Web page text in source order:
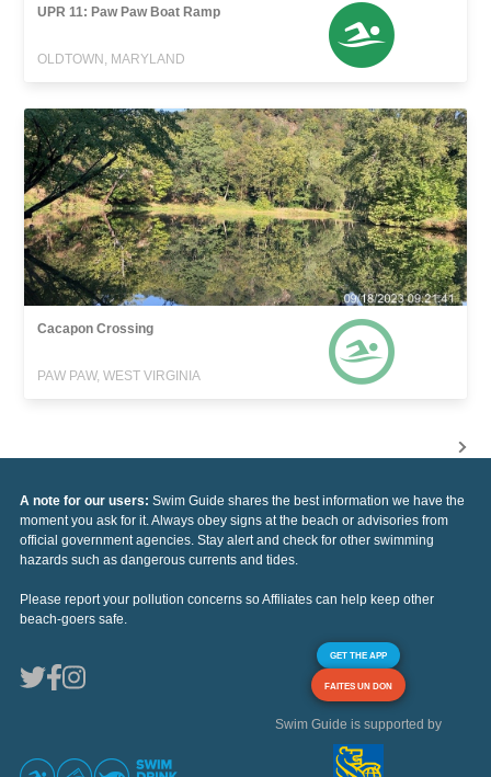
UPR 11: Paw Paw Boat Ramp
OLDTOWN, MARYLAND
Cacapon Crossing
PAW PAW, WEST VIRGINIA
A note for our users: Swim Guide shares the best information we have the
moment you ask for it. Always obey signs at the beach or advisories from
official government agencies. Stay alert and check for other swimming
hazards such as dangerous currents and tides.
Please report your pollution concerns so Affiliates can help keep other
beach-goers safe.
GET THE APP
FAITES UN DON
Swim Guide is supported by